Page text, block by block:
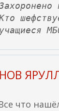
учащиеся
что